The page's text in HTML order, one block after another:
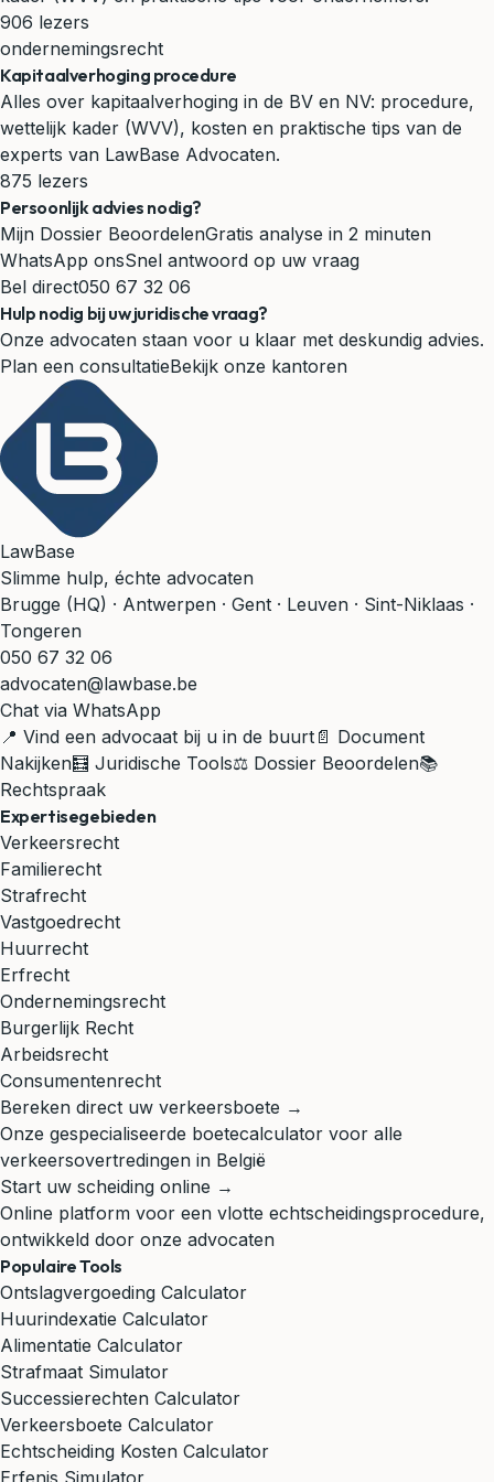
906 lezers
ondernemingsrecht
Kapitaalverhoging procedure
Alles over kapitaalverhoging in de BV en NV: procedure,
wettelijk kader (WVV), kosten en praktische tips van de
experts van LawBase Advocaten.
875 lezers
Persoonlijk advies nodig?
Mijn Dossier BeoordelenGratis analyse in 2 minuten
WhatsApp onsSnel antwoord op uw vraag
Bel direct050 67 32 06
Hulp nodig bij uw juridische vraag?
Onze advocaten staan voor u klaar met deskundig advies.
Plan een consultatieBekijk onze kantoren
LawBase
Slimme hulp, échte advocaten
Brugge (HQ) · Antwerpen · Gent · Leuven · Sint-Niklaas ·
Tongeren
050 67 32 06
advocaten@lawbase.be
Chat via WhatsApp
📍 Vind een advocaat bij u in de buurt 📄 Document
Nakijken🧮 Juridische Tools⚖️ Dossier Beoordelen📚
Rechtspraak
Expertisegebieden
Verkeersrecht
Familierecht
Strafrecht
Vastgoedrecht
Huurrecht
Erfrecht
Ondernemingsrecht
Burgerlijk Recht
Arbeidsrecht
Consumentenrecht
Bereken direct uw verkeersboete →
Onze gespecialiseerde boetecalculator voor alle
verkeersovertredingen in België
Start uw scheiding online →
Online platform voor een vlotte echtscheidingsprocedure,
ontwikkeld door onze advocaten
Populaire Tools
Ontslagvergoeding Calculator
Huurindexatie Calculator
Alimentatie Calculator
Strafmaat Simulator
Successierechten Calculator
Verkeersboete Calculator
Echtscheiding Kosten Calculator
Erfenis Simulator